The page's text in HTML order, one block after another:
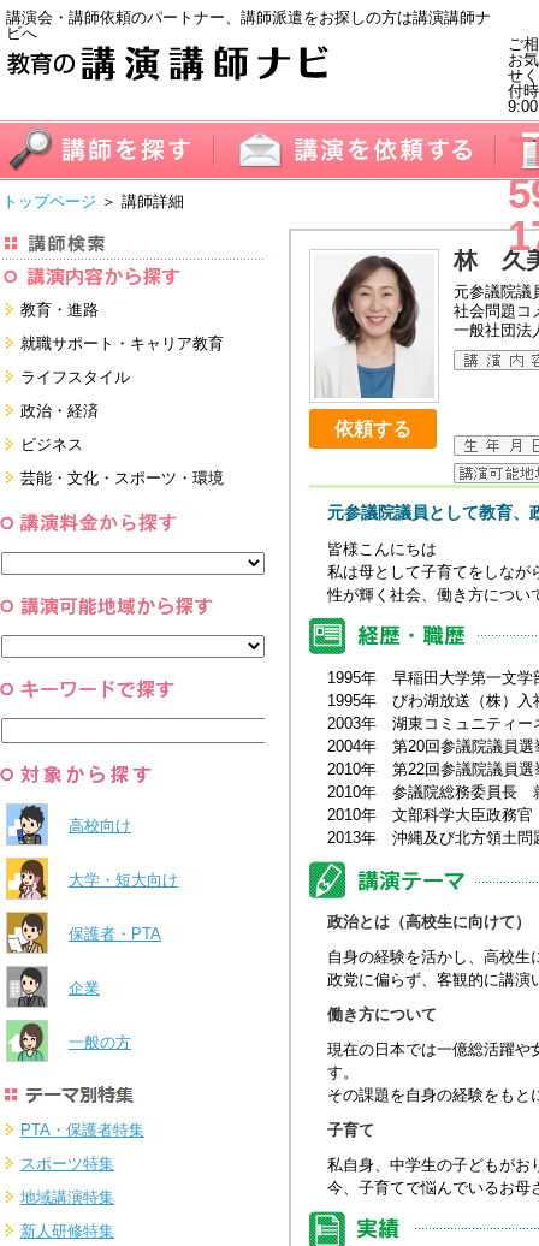
講演会・講師依頼のパートナー、講師派遣をお探しの方は講演講師ナ
ビへ
ご
お
せ
付
トップページ ＞ 講師詳細
教育・進路
進学・受験
教員・保護者
すべて
就職サポート・キャリア教育
就職サポートツール対策
面接・ディスカッション・マナー
対策
ライフスタイル
健康・美容・女性・食育
看護・介護・ボランティア
すべて
政治・経済
国際
日本
ビジネス
経営・マーケティング・ファイナ
ンス
コーチング・メンタルヘルス・人
芸能・文化・スポーツ・環境
スポーツ
すべて
高校向け
大学・短大向け
保護者・PTA
企業
一般の方
PTA・保護者特集
スポーツ特集
地域講演特集
新人研修特集
依頼する
林 久
元参議院議
社会問題コ
一般社団法
元参議院議員として教育、
皆様こんにちは
私は母として子育てをしなが
性が輝く社会、働き方につい
1995年 早稲田大学第一文学
1995年 びわ湖放送（株）
2003年 湖東コミュニティ
2004年 第20回参議院議員選
2010年 第22回参議院議員選
2010年 参議院総務委員長
2010年 文部科学大臣政務
2013年 沖縄及び北方領土
政治とは（高校生に向けて）
自身の経験を活かし、高校生
政党に偏らず、客観的に講演
働き方について
現在の日本では一億総活躍や
す。
その課題を自身の経験をもと
子育て
私自身、中学生の子どもがお
今、子育てで悩んでいるお母